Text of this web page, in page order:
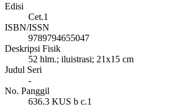
Edisi
Cet.1
ISBN/ISSN
9789794655047
Deskripsi Fisik
52 hlm.; iluistrasi; 21x15 cm
Judul Seri
-
No. Panggil
636.3 KUS b c.1